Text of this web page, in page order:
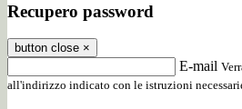
Recupero password
button close ×
E-mail
all'indirizzo indicato con le istruzioni